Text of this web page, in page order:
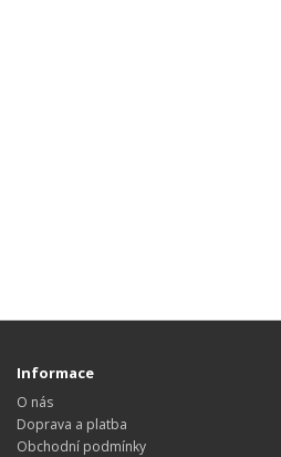
Informace
O nás
Doprava a platba
Obchodní podmínky